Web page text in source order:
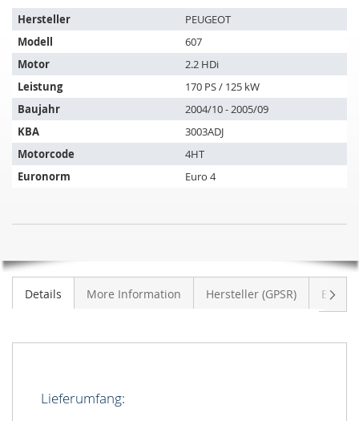
Der
Artikel
passt
auf
folgende
Fahrzeuge:
Hersteller
PEUGEOT
Modell
607
Motor
2.2 HDi
Leistung
170 PS / 125 kW
Baujahr
2004/10 - 2005/09
KBA
3003ADJ
Motorcode
4HT
Euronorm
Euro 4
PEUGEOT
607
2.2
LAGER
Details More Information Hersteller (GPSR)
Lieferumfang: